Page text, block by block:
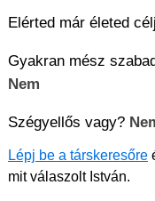
Elérted már életed
Gyakran mész
Nem
Szégyellős vagy?
Lépj be a társkeresőre
mit válaszolt István.